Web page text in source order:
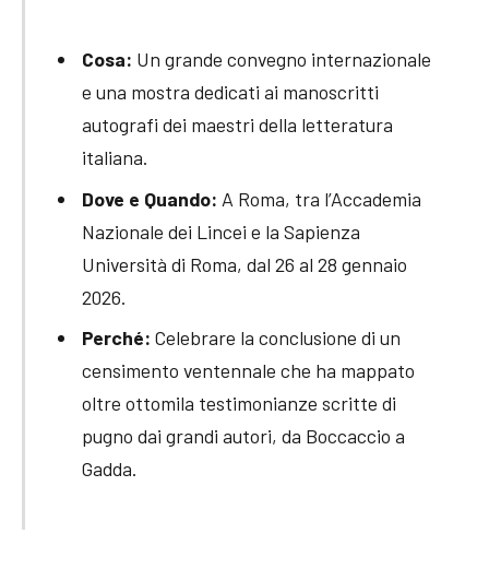
Cosa: Un grande convegno internazionale
e una mostra dedicati ai manoscritti
autografi dei maestri della letteratura
italiana.
Dove e Quando: A Roma, tra l’Accademia
Nazionale dei Lincei e la Sapienza
Università di Roma, dal 26 al 28 gennaio
2026.
Perché: Celebrare la conclusione di un
censimento ventennale che ha mappato
oltre ottomila testimonianze scritte di
pugno dai grandi autori, da Boccaccio a
Gadda.